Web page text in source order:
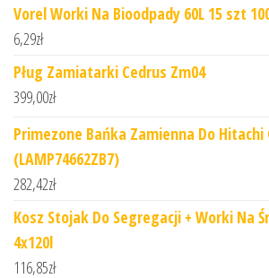
Vorel Worki Na Bioodpady 60L 15 szt
6,29zł
Pług Zamiatarki Cedrus Zm04
399,00zł
Primezone Bańka Zamienna Do Hitachi
(LAMP74662ZB7)
282,42zł
Kosz Stojak Do Segregacji + Worki Na
4x120l
116,85zł